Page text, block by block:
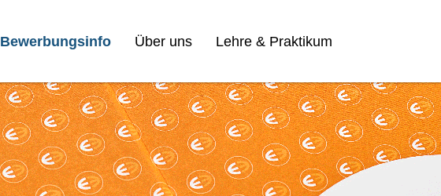
Bewerbungsinfo Über uns Lehre & Praktikum